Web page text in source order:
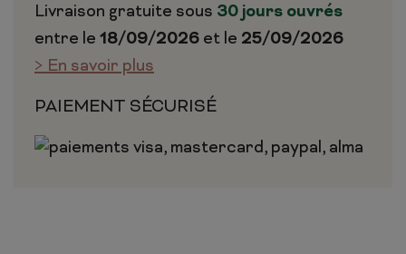
Livraison gratuite sous 30 jours ouvrés
entre le 18/09/2026 et le 25/09/2026
> En savoir plus
PAIEMENT SÉCURISÉ